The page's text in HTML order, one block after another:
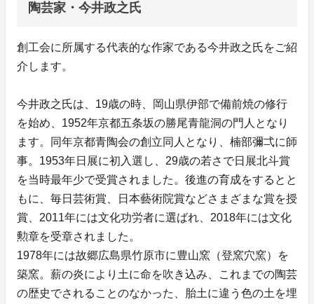
陶芸家・今井政之氏
創工会に所属する代表的な作家である今井政之氏をご紹
介します。
今井政之氏は、19歳の時、岡山県伊部で備前焼の修行
を始め、1952年京都五条坂の勝尾青龍洞の門人となり
ます。同年京都青陶会の創立同人となり、楠部彌弌に師
事。1953年日展に初入選し、29歳の若さで日展北斗賞
を当時最年少で受賞されました。後進の育成をするとと
もに、毎日芸術賞、日本藝術院賞などさまざまな賞を授
賞、2011年には文化功労者に選ばれ、2018年には文化
勲章を受章されました。
1978年には故郷広島県竹原市に豊山窯（登窯穴窯）を
築窯。薪の炎により土に命を吹き込み、これまでの陶芸
の歴史でされることのなかった、胎土に違う色の土を埋